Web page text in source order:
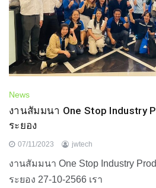
News
งานสัมมนา One Stop Industry
ระยอง
07/11/2023 jwtech
งานสัมมนา One Stop Industry
ระยอง 27-10-2566 เรา